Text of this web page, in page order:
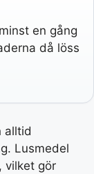
en gång
då löss
alltid
Lusmedel
vilket gör